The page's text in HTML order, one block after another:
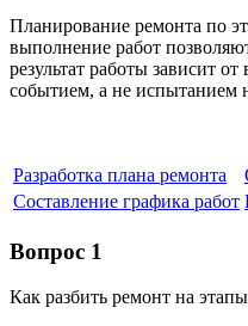
Планирование ремонта по
выполнение работ
результат работы зависит
событием, а не испытанием
Разработка плана ремонта
Составление графика работ
Вопрос 1
Как разбить ремонт на